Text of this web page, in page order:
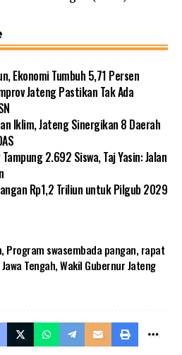
Ekonomi Tumbuh 5,71 Persen
Jateng Pastikan Tak Ada
Iklim, Jateng Sinergikan 8 Daerah
2.692 Siswa, Taj Yasin: Jalan
Rp1,2 Triliun untuk Pilgub 2029
, Program swasembada pangan, rapat
Tengah,Wakil Gubernur Jateng